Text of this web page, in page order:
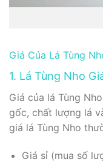
Giá Của Lá Tùng
1. Lá Tùng Nho
Giá của lá Tùng
gốc, chất lượng lá
giá lá Tùng Nho
Giá sỉ (mua số